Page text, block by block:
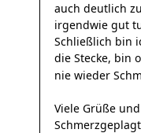
auch deutlich
irgendwie gut
Schließlich bin
die Stecke, bin
nie wieder
Viele Grüße